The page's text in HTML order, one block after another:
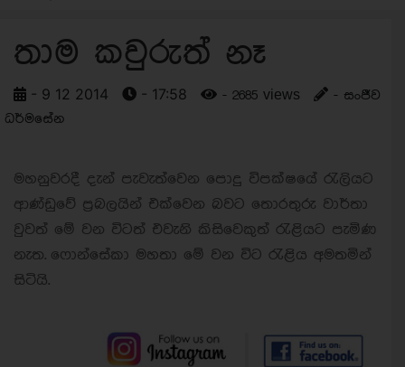
තාම කවුරුත් නෑ
- 9 12 2014 - 17:58 - 2685 views
- සංජීව
ධර්මසේන
මහනුවරදී දැන් පැවැත්වෙන පොදු විපක්ෂයේ රැලියට
ආණ්ඩුවේ ප්‍රබලයින් එක්වෙන බවට තොරතුරු වාර්තා
වුවත් මේ වන විටත් එවැනි කිසිවෙකුත් රැළියට පැමිණ
නැත. ෆොන්සේකා මහතා මේ වන විට රැළිය අමතමින්
සිටියි.